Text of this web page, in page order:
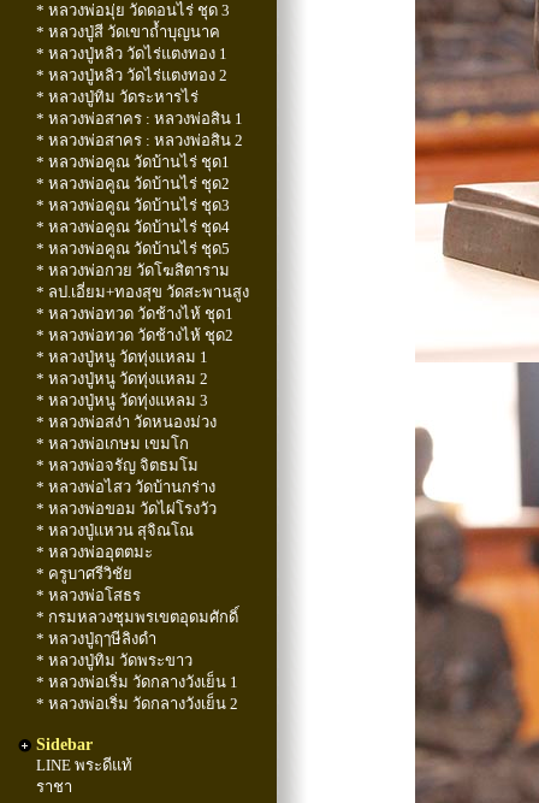
* หลวงพ่อมุ่ย วัดดอนไร่ ชุด 3
* หลวงปู่สี วัดเขาถ้ำบุญนาค
* หลวงปู่หลิว วัดไร่แตงทอง 1
* หลวงปู่หลิว วัดไร่แตงทอง 2
* หลวงปู่ทิม วัดระหารไร่
* หลวงพ่อสาคร : หลวงพ่อสิน 1
* หลวงพ่อสาคร : หลวงพ่อสิน 2
* หลวงพ่อคูณ วัดบ้านไร่ ชุด1
* หลวงพ่อคูณ วัดบ้านไร่ ชุด2
* หลวงพ่อคูณ วัดบ้านไร่ ชุด3
* หลวงพ่อคูณ วัดบ้านไร่ ชุด4
* หลวงพ่อคูณ วัดบ้านไร่ ชุด5
* หลวงพ่อกวย วัดโฆสิตาราม
* ลป.เอี่ยม+ทองสุข วัดสะพานสูง
* หลวงพ่อทวด วัดช้างไห้ ชุด1
* หลวงพ่อทวด วัดช้างไห้ ชุด2
* หลวงปู่หนู วัดทุ่งแหลม 1
* หลวงปู่หนู วัดทุ่งแหลม 2
* หลวงปู่หนู วัดทุ่งแหลม 3
* หลวงพ่อสง่า วัดหนองม่วง
* หลวงพ่อเกษม เขมโก
* หลวงพ่อจรัญ จิตธมโม
* หลวงพ่อไสว วัดบ้านกร่าง
* หลวงพ่อขอม วัดไผ่โรงวัว
* หลวงปู่แหวน สุจิณโณ
* หลวงพ่ออุตตมะ
* ครูบาศรีวิชัย
* หลวงพ่อโสธร
* กรมหลวงชุมพรเขตอุดมศักดิ์
* หลวงปู่ฤๅษีลิงดำ
* หลวงปู่ทิม วัดพระขาว
* หลวงพ่อเริ่ม วัดกลางวังเย็น 1
* หลวงพ่อเริ่ม วัดกลางวังเย็น 2
Sidebar
LINE พระดีแท้
ราชา